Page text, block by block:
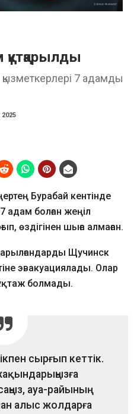
7 адамды
Бурабай кентінде
адам болған жеңіл
өздігінен шыға алмаған.
Щучинск
эвакуациялады. Олар
болмады.
сырғып кеттік.
ауа-райының
алыс жолдарға